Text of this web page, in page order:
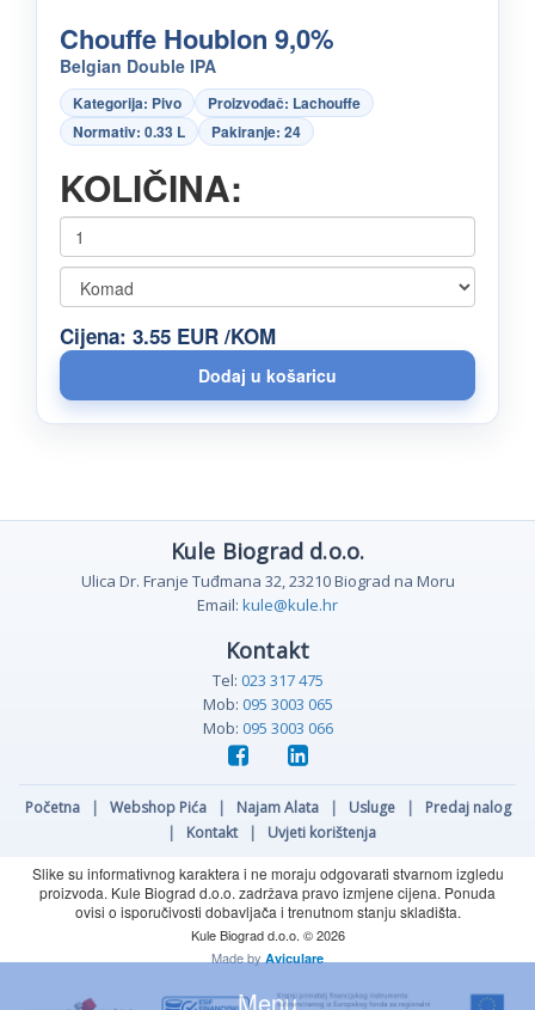
Chouffe Houblon 9,0%
Belgian Double IPA
Kategorija: Pivo
Proizvođač: Lachouffe
Normativ: 0.33 L
Pakiranje: 24
KOLIČINA:
Cijena: 3.55 EUR /KOM
Kule Biograd d.o.o.
Ulica Dr. Franje Tuđmana 32, 23210 Biograd na Moru
Email: kule@kule.hr
Kontakt
Tel: 023 317 475
Mob: 095 3003 065
Mob: 095 3003 066
Početna | Webshop Pića | Najam Alata | Usluge |
Predaj nalog
|
Kontakt |
Uvjeti korištenja
Slike su informativnog karaktera i ne moraju odgovarati stvarnom izgledu
proizvoda. Kule Biograd d.o.o. zadržava pravo izmjene cijena. Ponuda
ovisi o isporučivosti dobavljača i trenutnom stanju skladišta.
Kule Biograd d.o.o. © 2026
Made by Aviculare
Menu